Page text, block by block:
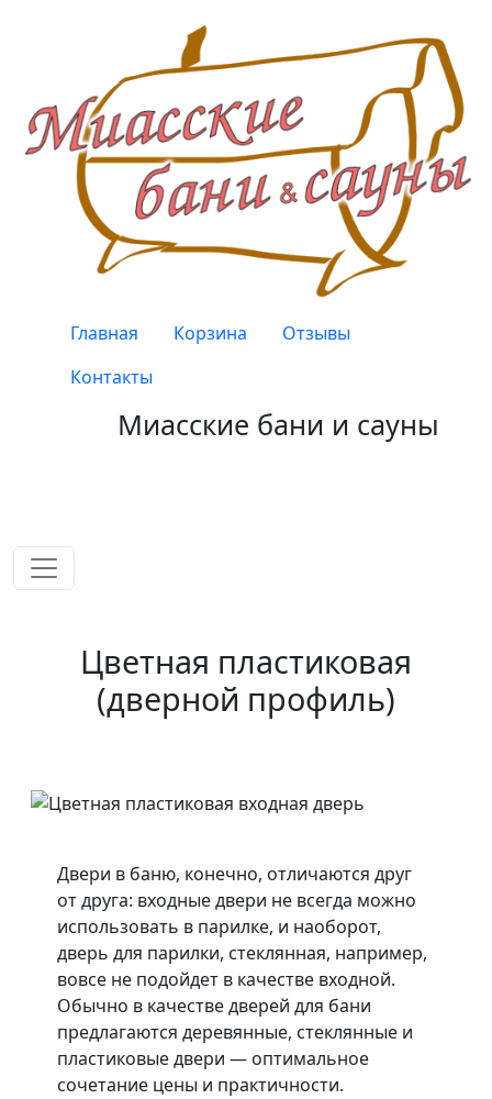
Верхнее меню
Главная Корзина
Отзывы
Контакты
Миасские бани и сауны
Цветная пластиковая
(дверной профиль)
Двери в баню, конечно, отличаются друг
от друга: входные двери не всегда можно
использовать в парилке, и наоборот,
дверь для парилки, стеклянная, например,
вовсе не подойдет в качестве входной.
Обычно в качестве дверей для бани
предлагаются деревянные, стеклянные и
пластиковые двери — оптимальное
сочетание цены и практичности.